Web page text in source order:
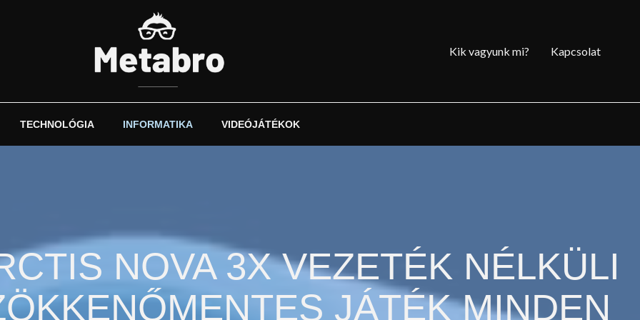
Kik vagyunk mi? Kapcsolat
TECHNOLÓGIA INFORMATIKA VIDEÓJÁTÉKOK
NOVA 3X VEZETÉK NÉLKÜLI
JÁTÉK MINDEN